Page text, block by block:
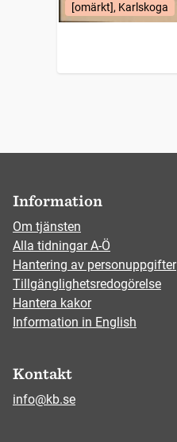
[omärkt], Karlskoga
Information
Om tjänsten
Alla tidningar A-Ö
Hantering av personuppgifter
Tillgänglighetsredogörelse
Hantera kakor
Information in English
Kontakt
info@kb.se